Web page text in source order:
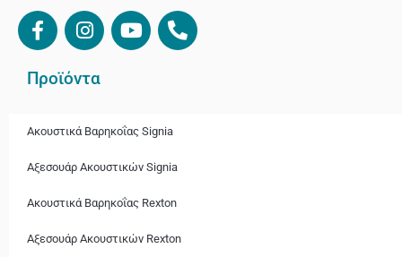
Προϊόντα
Ακουστικά Βαρηκοΐας Signia
Αξεσουάρ Ακουστικών Signia
Ακουστικά Bαρηκοΐας Rexton
Αξεσουάρ Ακουστικών Rexton